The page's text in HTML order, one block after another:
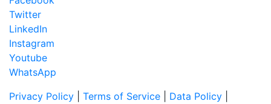
Twitter
LinkedIn
Instagram
Youtube
WhatsApp
Privacy Policy
Terms of Service Data Policy